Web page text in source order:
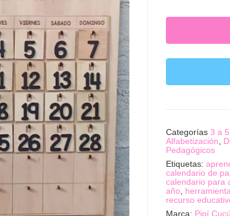
Categorías 3 a
Alfabetización
Pedagógicos
Etiquetas:
calendario de
calendario para
año
recurso
Marca: Pipí Cucú